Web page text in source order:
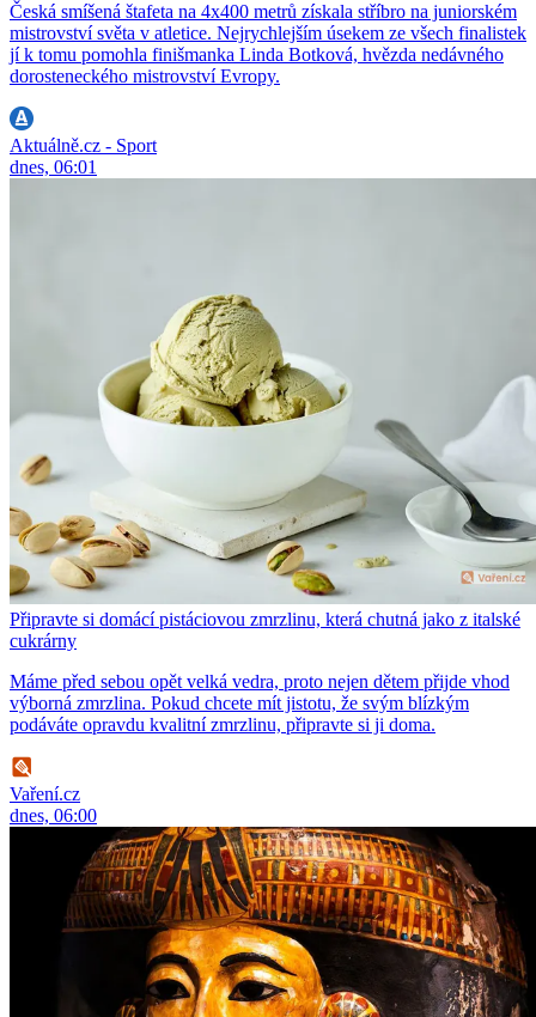
Česká smíšená štafeta na 4x400 metrů získala stříbro na juniorském
mistrovství světa v atletice. Nejrychlejším úsekem ze všech finalistek
jí k tomu pomohla finišmanka Linda Botková, hvězda nedávného
dorosteneckého mistrovství Evropy.
Aktuálně.cz - Sport
dnes, 06:01
Připravte si domácí pistáciovou zmrzlinu, která chutná jako z italské
cukrárny
Máme před sebou opět velká vedra, proto nejen dětem přijde vhod
výborná zmrzlina. Pokud chcete mít jistotu, že svým blízkým
podáváte opravdu kvalitní zmrzlinu, připravte si ji doma.
Vaření.cz
dnes, 06:00